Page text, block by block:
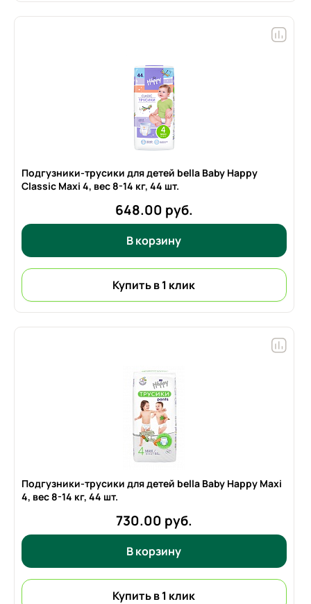
Подгузники-трусики для детей bella Baby Happy
Classic Maxi 4, вес8-14 кг, 44 шт.
648.00 руб.
В корзину
Купить в 1 клик
Подгузники-трусики для детей bella Baby Happy Maxi
4, вес8-14 кг, 44 шт.
730.00 руб.
В корзину
Купить в 1 клик